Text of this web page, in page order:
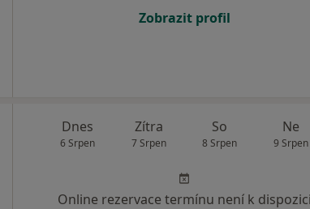
Zobrazit profil
Dnes
6 Srpen
Zítra
7 Srpen
So
8 Srpen
Ne
9 Srpen
Online rezervace termínu není k dispozici